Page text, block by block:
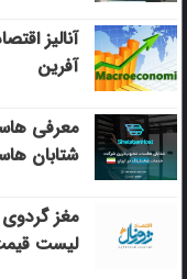
آنالیز
آفرین
معرفی
شتابان
مغز گردوی
لیست